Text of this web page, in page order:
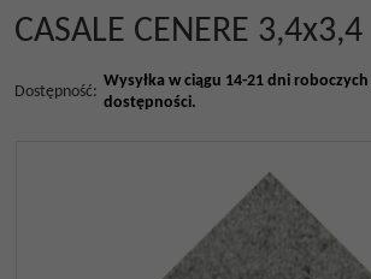
CASALE CENERE 3,4x3,4
Dostępność:
Wysyłka w ciągu 14-21 dni
dostępności.